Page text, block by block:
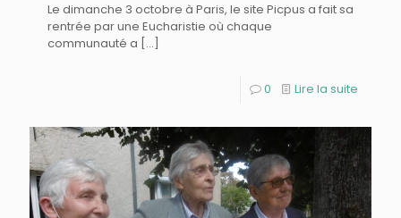
Le dimanche 3 octobre à Paris, le site Picpus a fait sa
rentrée par une Eucharistie où chaque
communauté a […]
0 Lire la suite